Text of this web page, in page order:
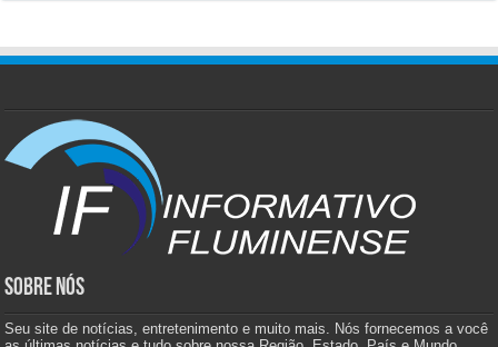
SOBRE NÓS
Seu site de notícias, entretenimento e muito mais. Nós fornecemos a você